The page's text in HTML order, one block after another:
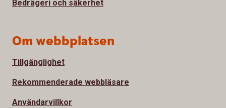
Bedrägeri och säkerhet
Om webbplatsen
Tillgänglighet
Rekommenderade webbläsare
Användarvillkor